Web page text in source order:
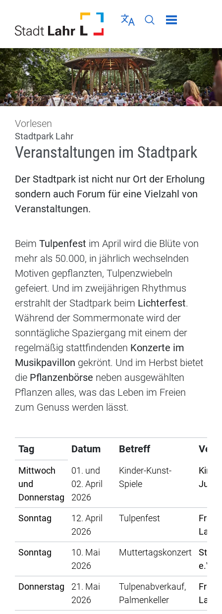
Sprache wählen
Seiten-Suche
Menü schließen
Vorlesen
Stadtpark Lahr
Veranstaltungen im Stadtpark
Der Stadtpark ist nicht nur Ort der Erholung
sondern auch Forum für eine Vielzahl von
Veranstaltungen.
Beim Tulpenfest im April wird die Blüte von
mehr als 50.000, in jährlich wechselnden
Motiven gepflanzten, Tulpenzwiebeln
gefeiert. Und im zweijährigen Rhythmus
erstrahlt der Stadtpark beim Lichterfest.
Während der Sommermonate wird der
sonntägliche Spaziergang mit einem der
regelmäßig stattfindenden Konzerte im
Musikpavillon gekrönt. Und im Herbst bietet
die Pflanzenbörse neben ausgewählten
Pflanzen alles, was das Leben im Freien
zum Genuss werden lässt.
Tag Datum Betreff
Mittwoch
und
Donnerstag
01. und
02. April
2026
Kinder-Kunst-
Spiele
Sonntag
12. April
2026
Tulpenfest
Sonntag
10. Mai
2026
Muttertagskonzert
e.V.
Donnerstag
21. Mai
2026
Tulpenabverkauf,
Palmenkeller